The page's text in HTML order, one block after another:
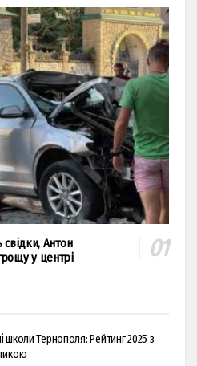
Антон
у центрі
школи Тернополя: Рейтинг 2025 з